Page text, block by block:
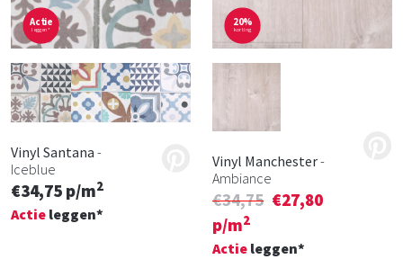
Actie
leggen*
Vinyl Santana -
Iceblue
€34,75 p/m2
Actie leggen*
20%
korting
Vinyl Manchester-
Ambiance
€34,75 €27,80
p/m2
Actie leggen*